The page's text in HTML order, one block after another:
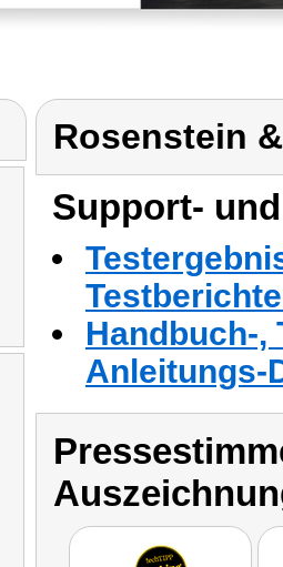
Rosenstein
Support-
Handbuch-,
Anleitungs-